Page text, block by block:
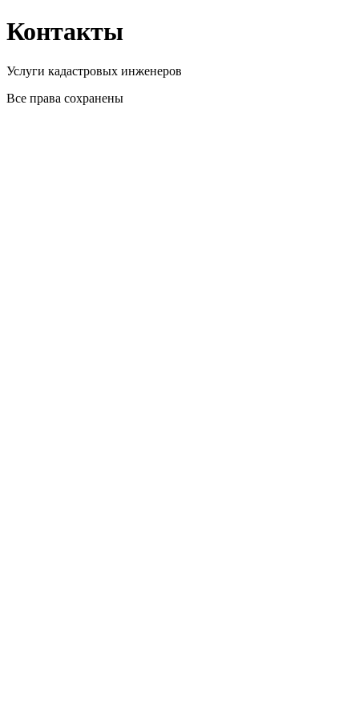
Перейти
к
Контакты
Услуги кадастровых инженеров
Все права сохранены